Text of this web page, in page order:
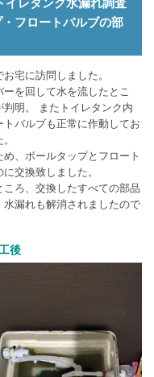
フロートバルブの部
宅に訪問しました。
を回して水を流したとこ
明。 またトイレタンク内
バルブも正常に作動してお
、ボールタップとフロート
交換致しました。
ろ、交換したすべての部品
漏れも解消されましたので
後